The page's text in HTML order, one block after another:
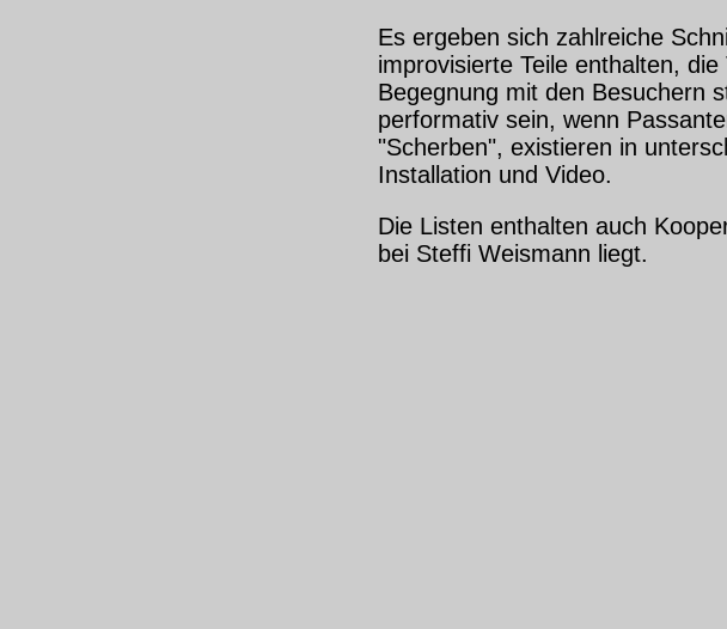
Es ergeben sich zahlreiche
improvisierte Teile enthalten,
Begegnung mit den Besuchern
performativ sein, wenn
"Scherben", existieren in
Installation und Video.
Die Listen enthalten auch
bei Steffi Weismann liegt.